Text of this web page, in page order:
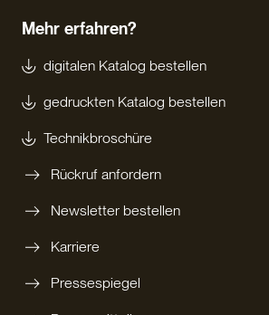
Mehr erfahren?
digitalen Katalog bestellen
gedruckten Katalog bestellen
Technikbroschüre
Rückruf anfordern
Newsletter bestellen
Karriere
Pressespiegel